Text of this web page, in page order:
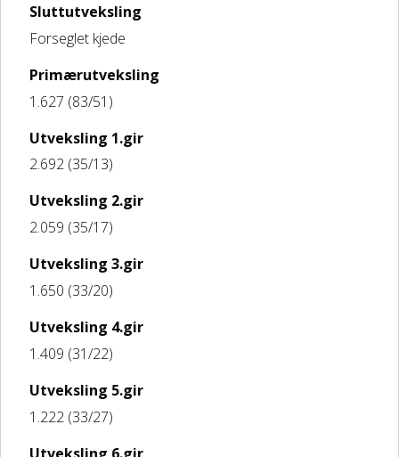
Sluttutveksling
Forseglet kjede
Primærutveksling
1.627 (83/51)
Utveksling 1.gir
2.692 (35/13)
Utveksling 2.gir
2.059 (35/17)
Utveksling 3.gir
1.650 (33/20)
Utveksling 4.gir
1.409 (31/22)
Utveksling 5.gir
1.222 (33/27)
Utveksling 6.gir